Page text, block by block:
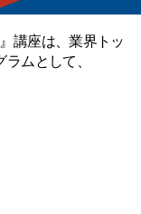
講座は、業界トッ
ムとして、